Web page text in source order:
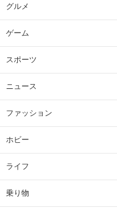
グルメ
ゲーム
スポーツ
ニュース
ファッション
ホビー
ライフ
乗り物